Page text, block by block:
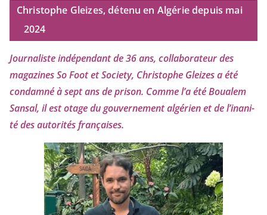
Christophe Gleizes, détenu en Algérie depuis mai
2024
Journaliste indé­pen­dant de36ans, col­la­bo­ra­teur des
maga­zines So Foot et Society, Christophe Gleizesa été
condam­né à sept ans de pri­son. Comme l’a été Boualem
Sansal, il est otage du gou­ver­ne­ment algé­rien et de l’i­na­ni­
té des auto­ri­tés françaises.